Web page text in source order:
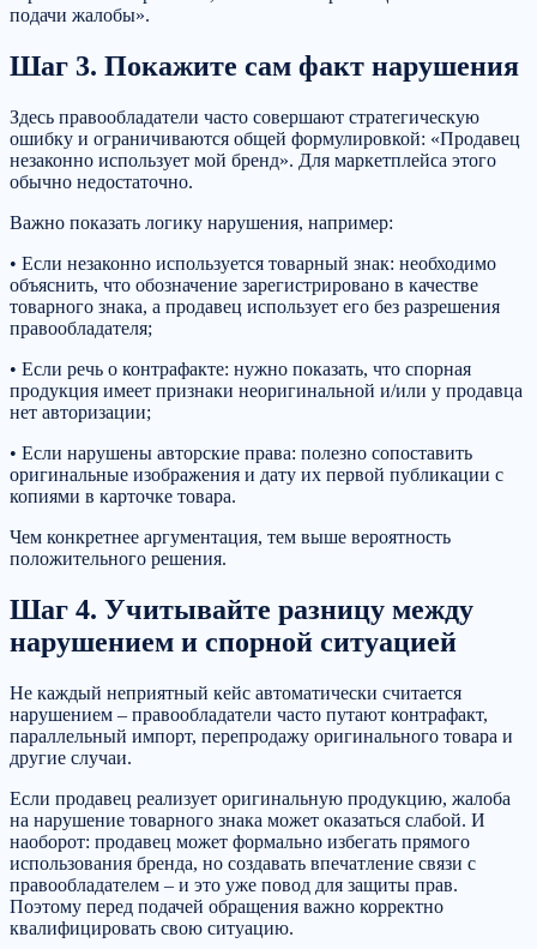
подачи жалобы».
Шаг 3. Покажите сам факт нарушения
Здесь правообладатели часто совершают стратегическую
ошибку и ограничиваются общей формулировкой: «Продавец
незаконно использует мой бренд». Для маркетплейса этого
обычно недостаточно.
Важно показать логику нарушения, например:
• Если незаконно используется товарный знак: необходимо
объяснить, что обозначение зарегистрировано в качестве
товарного знака, а продавец использует его без разрешения
правообладателя;
• Если речь о контрафакте: нужно показать, что спорная
продукция имеет признаки неоригинальной и/или у продавца
нет авторизации;
• Если нарушены авторские права: полезно сопоставить
оригинальные изображения и дату их первой публикации с
копиями в карточке товара.
Чем конкретнее аргументация, тем выше вероятность
положительного решения.
Шаг 4. Учитывайте разницу между
нарушением и спорной ситуацией
Не каждый неприятный кейс автоматически считается
нарушением – правообладатели часто путают контрафакт,
параллельный импорт, перепродажу оригинального товара и
другие случаи.
Если продавец реализует оригинальную продукцию, жалоба
на нарушение товарного знака может оказаться слабой. И
наоборот: продавец может формально избегать прямого
использования бренда, но создавать впечатление связи с
правообладателем – и это уже повод для защиты прав.
Поэтому перед подачей обращения важно корректно
квалифицировать свою ситуацию.